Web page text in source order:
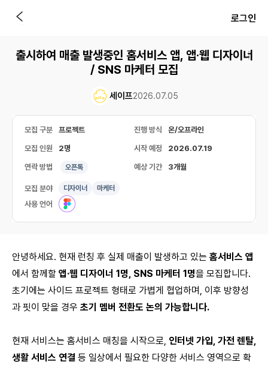
로그인
출시하여 매출 발생중인 홈서비스 앱, 앱·웹 디자이너
/ SNS 마케터 모집
세이프2026.07.05
모집 구분 프로젝트 진행 방식 온/오프라인
모집 인원 2명 시작 예정 2026.07.19
연락 방법 오픈톡 예상 기간 3개월
모집 분야 디자이너 마케터
사용 언어
안녕하세요. 현재 런칭 후 실제 매출이 발생하고 있는 홈서비스 앱
에서 함께할 앱·웹 디자이너 1명, SNS 마케터 1명을 모집합니다.
초기에는 사이드 프로젝트 형태로 가볍게 협업하며, 이후 방향성
과 핏이 맞을 경우 초기 멤버 전환도 논의 가능합니다.
현재 서비스는 홈서비스 매칭을 시작으로, 인터넷 가입, 가전 렌탈,
생활 서비스 연결 등 일상에서 필요한 다양한 서비스 영역으로 확